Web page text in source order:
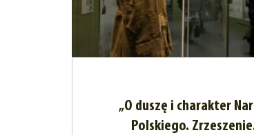
„O duszę i charakter
Polskiego.